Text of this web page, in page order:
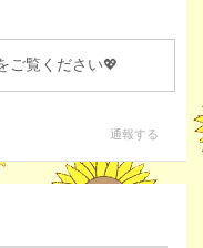
ご覧ください💖
通報する